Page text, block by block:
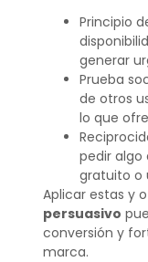
Principio
generar
Prueba
de otros
lo que
pedir
gratuito o
Aplicar estas y
persuasivo
conversión y
marca.